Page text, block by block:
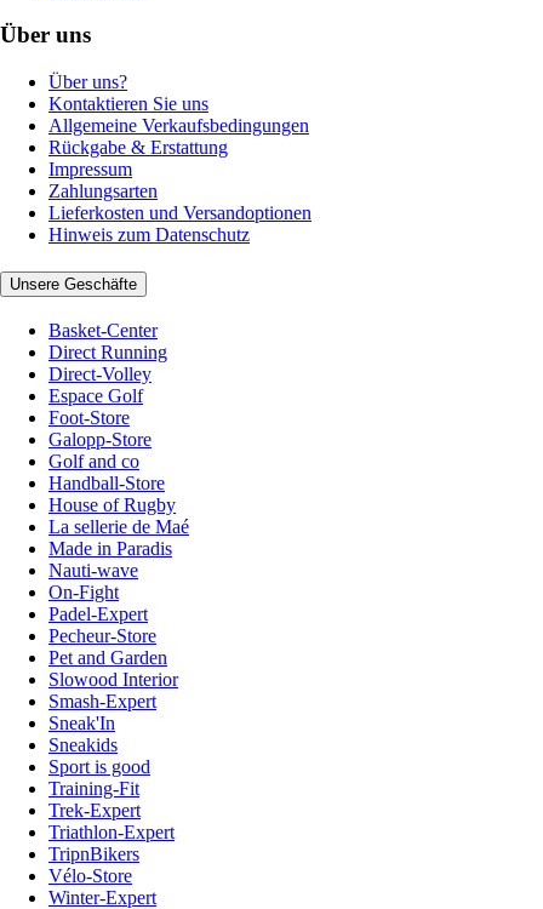
Über uns
Über uns?
Kontaktieren Sie uns
Allgemeine Verkaufsbedingungen
Rückgabe & Erstattung
Impressum
Zahlungsarten
Lieferkosten und Versandoptionen
Hinweis zum Datenschutz
Unsere Geschäfte
Basket-Center
Direct Running
Direct-Volley
Espace Golf
Foot-Store
Galopp-Store
Golf and co
Handball-Store
House of Rugby
La sellerie de Maé
Made in Paradis
Nauti-wave
On-Fight
Padel-Expert
Pecheur-Store
Pet and Garden
Slowood Interior
Smash-Expert
Sneak'In
Sneakids
Sport is good
Training-Fit
Trek-Expert
Triathlon-Expert
TripnBikers
Vélo-Store
Winter-Expert